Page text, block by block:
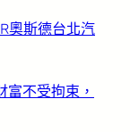
奧斯德台北汽
不受拘束，